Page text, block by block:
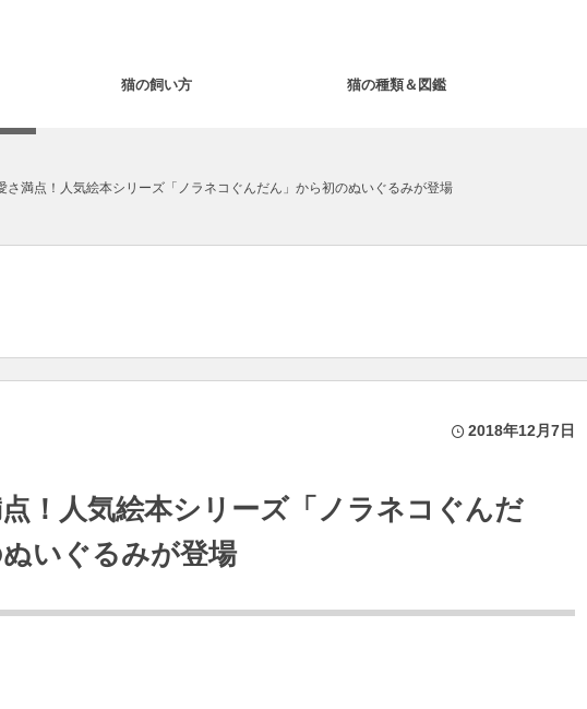
猫の飼い方 猫の種類＆図鑑
さ満点！人気絵本シリーズ「ノラネコぐんだん」から初のぬいぐるみが登場
2018年12月7日
！人気絵本シリーズ「ノラネコぐんだ
いぐるみが登場